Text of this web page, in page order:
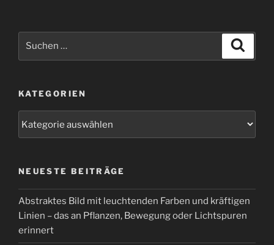
KATEGORIEN
NEUESTE BEITRÄGE
Abstraktes Bild mit leuchtenden Farben und kräftigen
Linien – das an Pflanzen, Bewegung oder Lichtspuren
erinnert